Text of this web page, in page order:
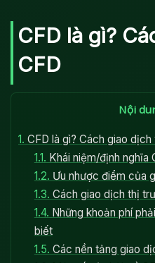
CFD là gì?
CFD
Nội
1. CFD là gì? Cách giao dịch
1.1. Khái niệm/định nghĩa
1.2. Ưu nhược điểm của
1.3. Cách giao dịch thị
1.4. Những khoản phí
biết
1.5. Các nền tảng giao